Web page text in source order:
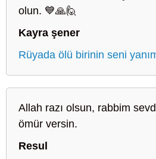
olun. 💙🙏🙋
Kayra şener
Rüyada ölü birinin seni
Allah razı olsun, rabbim
ömür versin.
Resul